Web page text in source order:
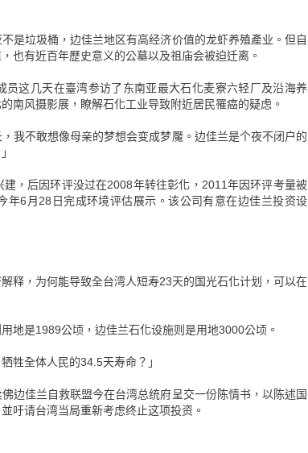
是垃圾桶，边佳兰地区有高经济价值的龙虾养殖產业。但自
也有近百年歷史意义的公墓以及祖庙会被迫迁离。
这几天在臺湾参访了东南亚最大石化麦寮六轻厂及沿海养
南风摄影展，瞭解石化工业导致附近居民罹癌的疑虑。
我不敢想像母亲的梦想会变成梦魘。边佳兰是个夜不闭户的
，后因环评没过在2008年转往彰化，2011年因环评考量被
年6月28日完成环境评估展示。该公司有意在边佳兰投资设
释，为何能导致全台湾人短寿23天的国光石化计划，可以在
地是1989公顷，边佳兰石化设施则是用地3000公顷。
牲全体人民的34.5天寿命？」
边佳兰自救联盟今在台湾总统府呈交一份陈情书，以陈述国
吁请台湾当局重新考虑终止这项投资。